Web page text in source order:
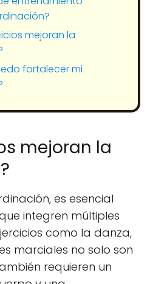
mejoran la
fortalecer mi
mejoran la
es esencial
integren múltiples
como la danza,
marciales no solo son
requieren un